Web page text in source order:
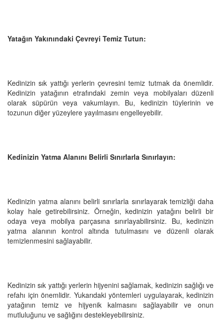
Yatağın Yakınındaki Çevreyi Temiz Tutun:
Kedinizin sık yattığı yerlerin çevresini temiz tutmak da önemlidir.
Kedinizin yatağının etrafındaki zemin veya mobilyaları düzenli
olarak süpürün veya vakumlayın. Bu, kedinizin tüylerinin ve
tozunun diğer yüzeylere yayılmasını engelleyebilir.
Kedinizin Yatma Alanını Belirli Sınırlarla Sınırlayın:
Kedinizin yatma alanını belirli sınırlarla sınırlayarak temizliği daha
kolay hale getirebilirsiniz. Örneğin, kedinizin yatağını belirli bir
odaya veya mobilya parçasına sınırlayabilirsiniz. Bu, kedinizin
yatma alanının kontrol altında tutulmasını ve düzenli olarak
temizlenmesini sağlayabilir.
Kedinizin sık yattığı yerlerin hijyenini sağlamak, kedinizin sağlığı ve
refahı için önemlidir. Yukarıdaki yöntemleri uygulayarak, kedinizin
yatağının temiz ve hijyenik kalmasını sağlayabilir ve onun
mutluluğunu ve sağlığını destekleyebilirsiniz.